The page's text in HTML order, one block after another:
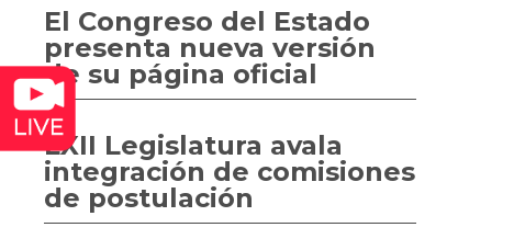
El Congreso del Estado
presenta nueva versión
de su página oficial
LXII Legislatura avala
integración de comisiones
de postulación